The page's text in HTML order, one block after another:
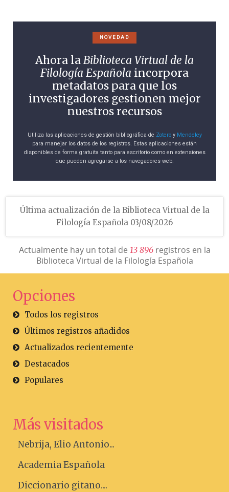
NOVEDAD
Ahora laBiblioteca Virtual de la
Filología Española incorpora
metadatos para que los
investigadores gestionen mejor
nuestros recursos
Utiliza las aplicaciones de gestión bibliográfica de Zoteroy Mendeley
para manejar los datos de los registros. Estas aplicaciones están
disponibles de forma gratuita tanto para escritorio como en extensiones
que pueden agregarse a los navegadores web.
Última actualización de la Biblioteca Virtual de la
Filología Española 03/08/2026
Actualmente hay un total de 13 896registros en la
Biblioteca Virtual de la Filología Española
Opciones
Todos los registros
Últimos registros añadidos
Actualizados recientemente
Destacados
Populares
Más visitados
Nebrija, Elio Antonio...
Academia Española
Diccionario gitano....